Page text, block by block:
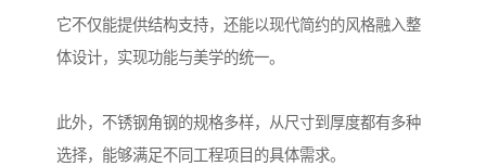
它不仅能提供结构支持，还能以现代简约的风格融入整
体设计，实现功能与美学的统一。
此外，不锈钢角钢的规格多样，从尺寸到厚度都有多种
选择，能够满足不同工程项目的具体需求。